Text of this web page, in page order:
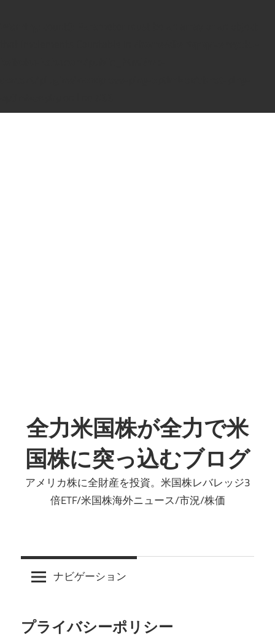
全力米国株が全力で米
国株に突っ込むブログ
アメリカ株に全財産を投資。米国株レバレッジ3
倍ETF/米国株海外ニュース/市況/株価
ナビゲーション
プライバシーポリシー